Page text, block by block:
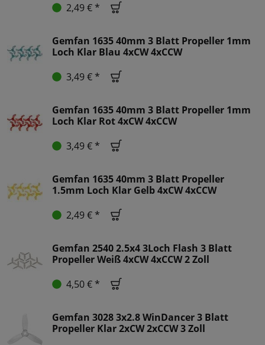
2,49 € *
Gemfan 1635 40mm 3 Blatt Propeller 1mm
Loch Klar Blau 4xCW 4xCCW
3,49 € *
Gemfan 1635 40mm 3 Blatt Propeller 1mm
Loch Klar Rot 4xCW 4xCCW
3,49 € *
Gemfan 1635 40mm 3 Blatt Propeller
1.5mm Loch Klar Gelb 4xCW 4xCCW
2,49 € *
Gemfan 2540 2.5x4 3Loch Flash 3 Blatt
Propeller Weiß 4xCW 4xCCW 2 Zoll
4,50 € *
Gemfan 3028 3x2.8 WinDancer 3 Blatt
Propeller Klar 2xCW 2xCCW 3 Zoll